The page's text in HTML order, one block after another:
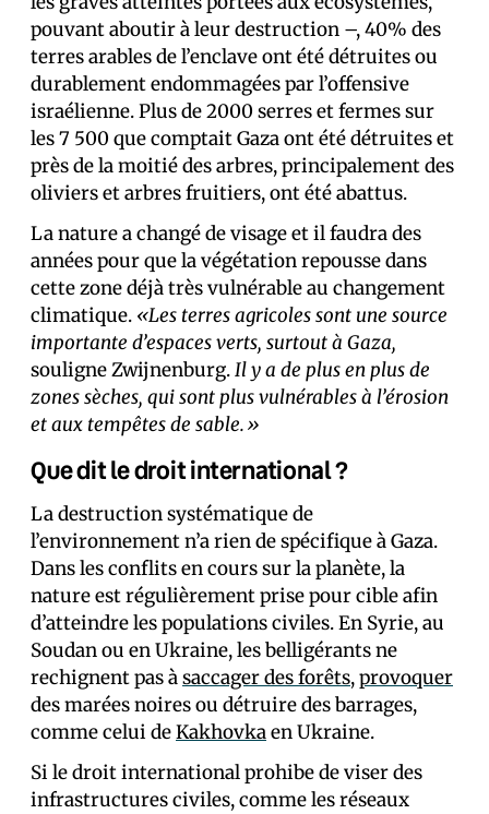
pouvant aboutir à leur destruction –, 40% des
terres arables de l’enclave ont été détruites ou
durablement endommagées par l’offensive
israélienne. Plus de 2000 serres et fermes sur
les 7 500 que comptait Gaza ont été détruites et
près de la moitié des arbres, principalement des
oliviers et arbres fruitiers, ont été abattus.
La nature a changé de visage et il faudra des
années pour que la végétation repousse dans
cette zone déjà très vulnérable au changement
climatique. «Les terres agricoles sont une source
importante d’espaces verts, surtout à Gaza,
souligne Zwijnenburg.Il y a de plus en plus de
zones sèches, qui sont plus vulnérables à l’érosion
et aux tempêtes de sable.»
Que dit le droit international ?
La destruction systématique de
l’environnement n’a rien de spécifique à Gaza.
Dans les conflits en cours sur la planète, la
nature est régulièrement prise pour cible afin
d’atteindre les populations civiles. En Syrie, au
Soudan ou en Ukraine, les belligérants ne
rechignent pas àsaccager des forêts,provoquer
des marées noires ou détruire des barrages,
comme celui deKakhovkaen Ukraine.
Si le droit international prohibe de viser des
infrastructures civiles, comme les réseaux